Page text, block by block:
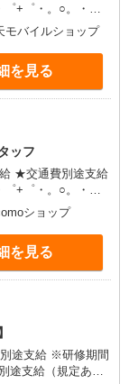
を紹介
月2回払
・。○。・゜
モバイルショップ
を見る
ッフ
★交通費別途支給
を紹介
2回払
・。○。・゜
ショップ
を見る
途支給 ※研修期間
途支給（規定あ